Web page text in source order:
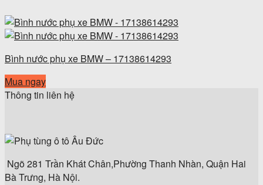
Bình nước phụ xe BMW – 17138614293
Mua ngay
Thông tin liên hệ
Ngõ 281 Trần Khát Chân,Phường Thanh Nhàn, Quận Hai
Bà Trưng, Hà Nội.